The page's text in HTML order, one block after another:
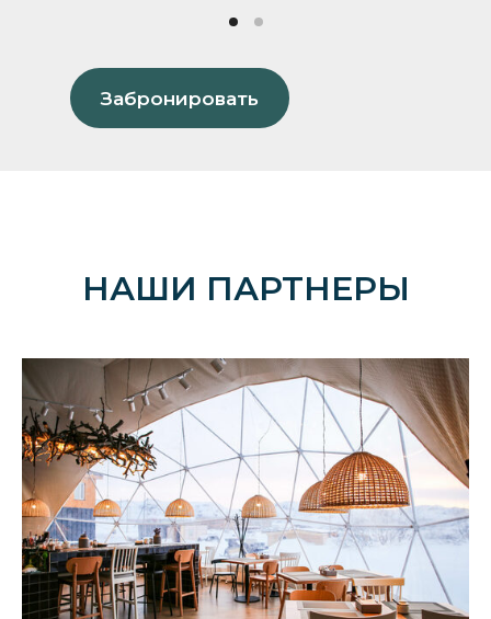
Забронировать
НАШИ ПАРТНЕРЫ